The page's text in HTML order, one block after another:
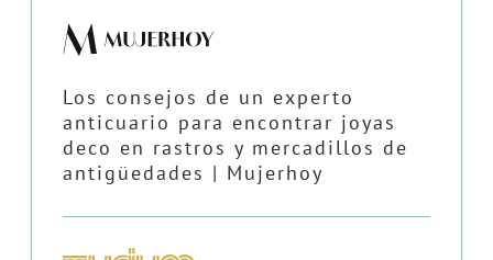
Los consejos de un experto
anticuario para encontrar joyas
deco en rastros y mercadillos de
antigüedades | Mujerhoy